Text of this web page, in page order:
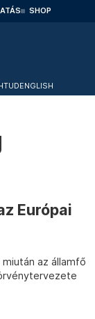
SHOP
ENGLISH
Európai
az államfő